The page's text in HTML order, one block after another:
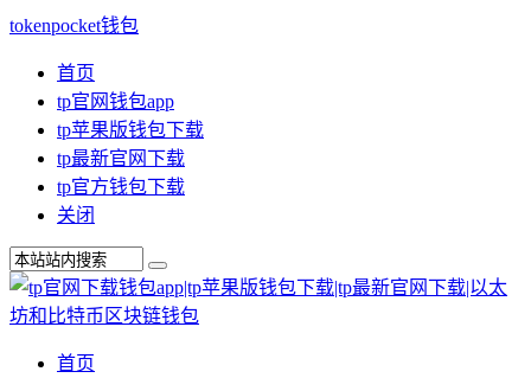
tokenpocket钱包
首页
tp官网钱包app
tp苹果版钱包下载
tp最新官网下载
tp官方钱包下载
关闭
首页